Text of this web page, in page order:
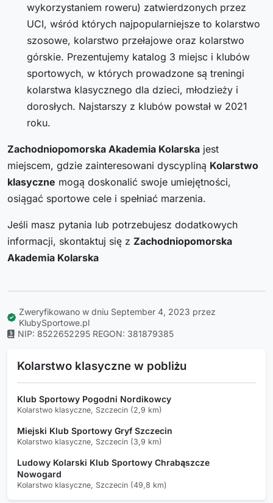
wykorzystaniem roweru) zatwierdzonych przez
UCI, wśród których najpopularniejsze to kolarstwo
szosowe, kolarstwo przełajowe oraz kolarstwo
górskie. Prezentujemy katalog 3 miejsc i klubów
sportowych, w których prowadzone są treningi
kolarstwa klasycznego dla dzieci, młodzieży i
dorosłych. Najstarszy z klubów powstał w 2021
roku.
Zachodniopomorska Akademia Kolarska jest
miejscem, gdzie zainteresowani dyscypliną Kolarstwo
klasyczne mogą doskonalić swoje umiejętności,
osiągać sportowe cele i spełniać marzenia.
Jeśli masz pytania lub potrzebujesz dodatkowych
informacji, skontaktuj się z Zachodniopomorska
Akademia Kolarska
Zweryfikowano w dniu September 4, 2023 przez
KlubySportowe.pl
NIP: 8522652295 REGON: 381879385
Kolarstwo klasyczne w pobliżu
Klub Sportowy Pogodni Nordikowcy
Kolarstwo klasyczne, Szczecin (2,9 km)
Miejski Klub Sportowy Gryf Szczecin
Kolarstwo klasyczne, Szczecin (3,9 km)
Ludowy Kolarski Klub Sportowy Chrabąszcze
Nowogard
Kolarstwo klasyczne, Szczecin (49,8 km)